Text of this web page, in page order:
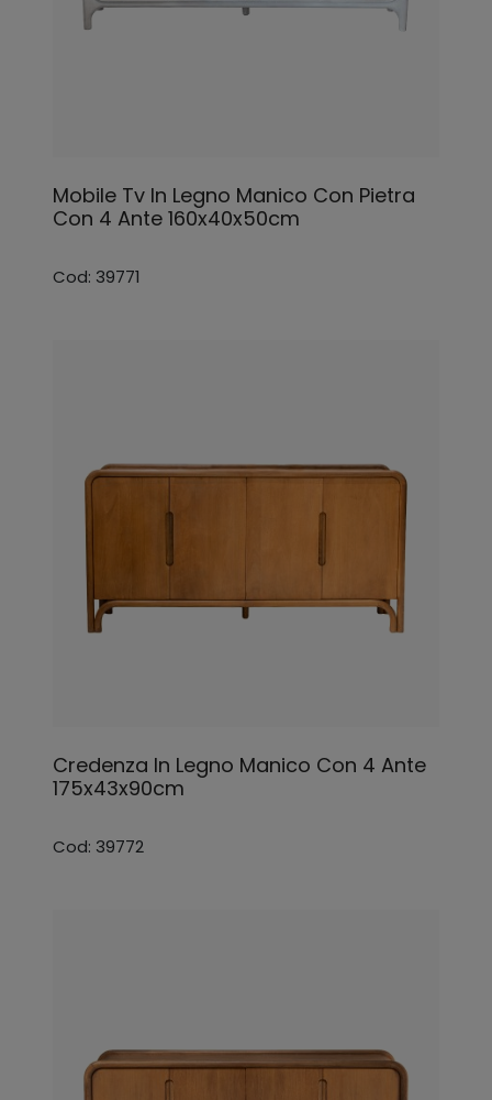
Mobile Tv In Legno Manico Con Pietra
Con 4 Ante 160x40x50cm
Cod: 39771
Credenza In Legno Manico Con 4 Ante
175x43x90cm
Cod: 39772